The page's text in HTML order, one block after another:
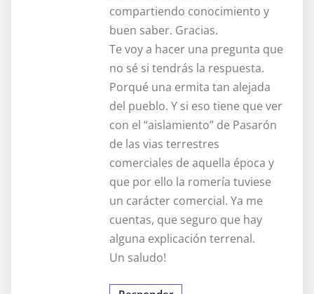
compartiendo conocimiento y
buen saber. Gracias.
Te voy a hacer una pregunta que
no sé si tendrás la respuesta.
Porqué una ermita tan alejada
del pueblo. Y si eso tiene que ver
con el “aislamiento” de Pasarón
de las vias terrestres
comerciales de aquella época y
que por ello la romería tuviese
un carácter comercial. Ya me
cuentas, que seguro que hay
alguna explicación terrenal.
Un saludo!